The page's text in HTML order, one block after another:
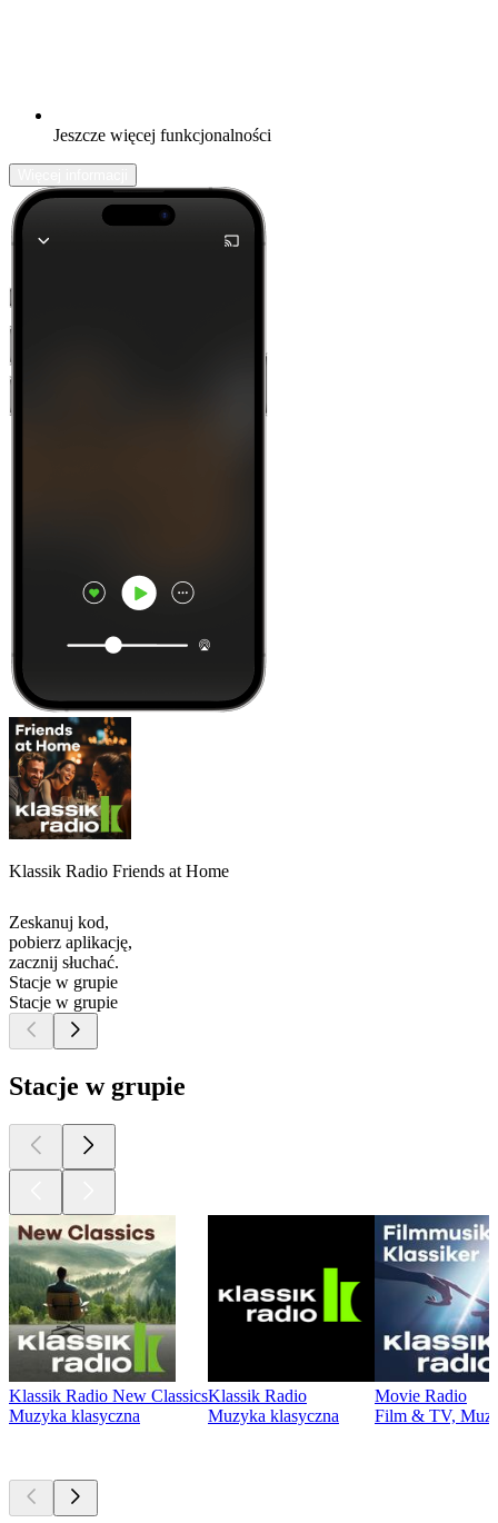
Jeszcze więcej funkcjonalności
Klassik Radio Friends at Home
Zeskanuj kod,
pobierz aplikację,
zacznij słuchać.
Stacje w grupie
Stacje w grupie
Stacje w grupie
Klassik Radio New Classics
Muzyka klasyczna
Klassik Radio
Muzyka klasyczna
Movie Radio
Film & TV,